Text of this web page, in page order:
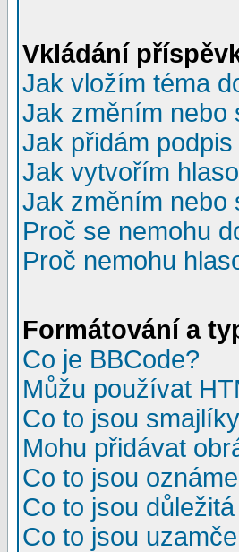
Vkládání
Jak vložím téma
Jak změním nebo
Jak přidám
Jak vytvořím
Jak změním nebo
Proč se nemohu
Proč nemohu
Formátování a
Co je BBCode?
Můžu používat
Co to jsou
Mohu přidávat
Co to jsou
Co to jsou
Co to jsou